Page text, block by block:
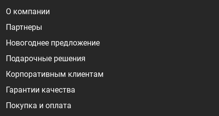
О компании
Партнеры
Новогоднее предложение
Подарочные решения
Корпоративным клиентам
Гарантии качества
Покупка и оплата